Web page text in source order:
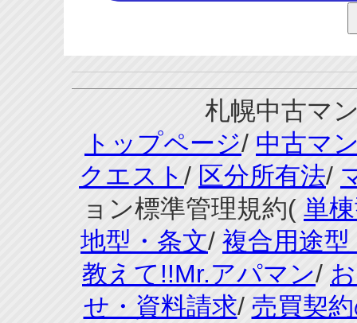
札幌中古マ
トップページ/ 中古マ
クエスト / 区分所有法/
ョン標準管理規約( 単
地型・条文/ 複合用途型
教えて!!Mr.アパマン/
せ・資料請求/ 売買契